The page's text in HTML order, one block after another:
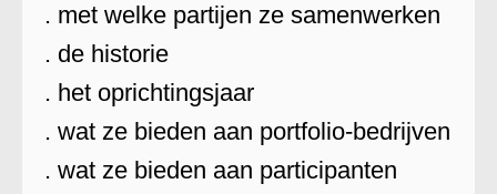
. met welke partijen ze samenwerken
. de historie
. het oprichtingsjaar
. wat ze bieden aan portfolio-bedrijven
. wat ze bieden aan participanten